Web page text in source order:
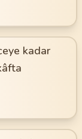
kadar